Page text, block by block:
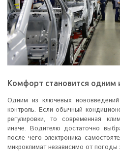
Комфорт становится одним
Одним из ключевых нововведений
контроль. Если обычный
регулировки, то современная
иначе. Водителю достаточно
после чего электроника
микроклимат независимо от погоды